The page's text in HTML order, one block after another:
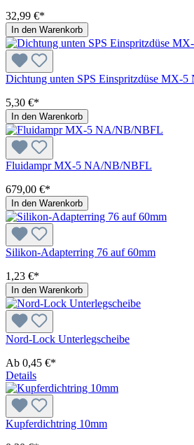
32,99 €*
In den Warenkorb
Dichtung unten SPS Einspritzdüse MX-
5,30 €*
In den Warenkorb
Fluidampr MX-5 NA/NB/NBFL
679,00 €*
In den Warenkorb
Silikon-Adapterring 76 auf 60mm
1,23 €*
In den Warenkorb
Nord-Lock Unterlegscheibe
Ab 0,45 €*
Details
Kupferdichtring 10mm